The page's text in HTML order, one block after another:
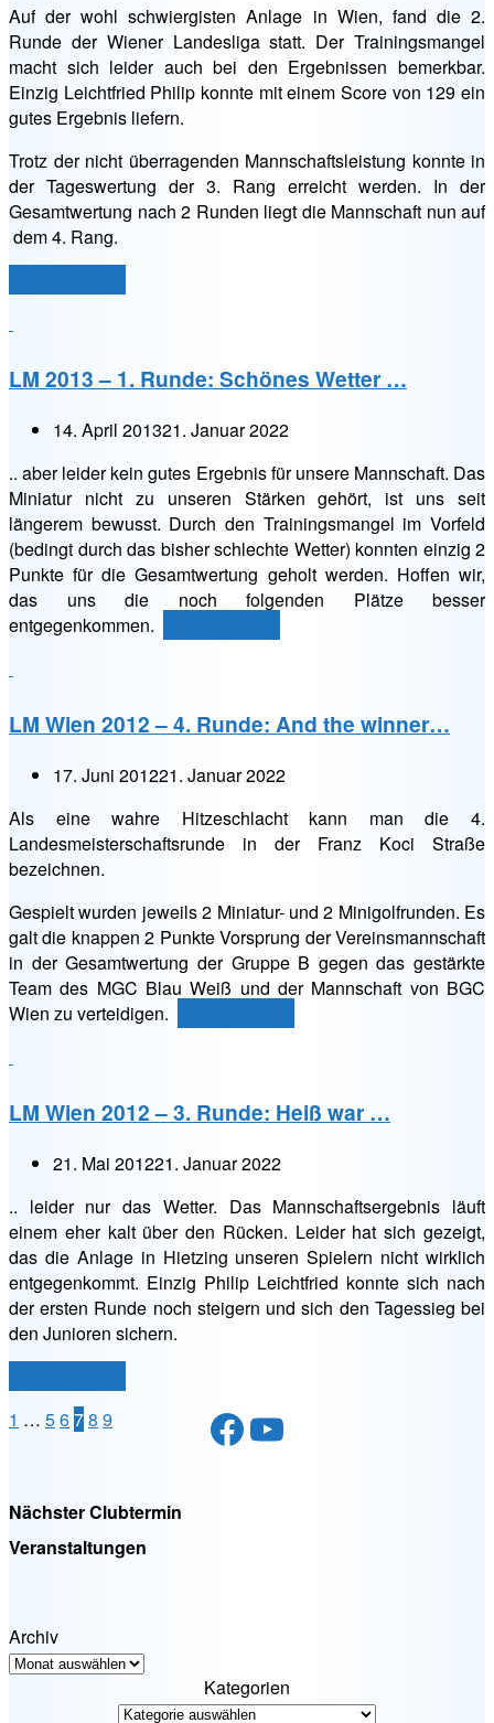
Auf der wohl schwiergisten Anlage in Wien, fand die 2.
Runde der Wiener Landesliga statt. Der Trainingsmangel
macht sich leider auch bei den Ergebnissen bemerkbar.
Einzig Leichtfried Philip konnte mit einem Score von 129 ein
gutes Ergebnis liefern.
Trotz der nicht überragenden Mannschaftsleistung konnte in
der Tageswertung der 3. Rang erreicht werden. In der
Gesamtwertung nach 2 Runden liegt die Mannschaft nun auf
dem 4. Rang.
–
Runde:
LM 2013 – 1. Runde: Schönes Wetter …
14. April 201321. Januar 2022
.. aber leider kein gutes Ergebnis für unsere Mannschaft. Das
Miniatur nicht zu unseren Stärken gehört, ist uns seit
längerem bewusst. Durch den Trainingsmangel im Vorfeld
(bedingt durch das bisher schlechte Wetter) konnten einzig 2
Punkte für die Gesamtwertung geholt werden. Hoffen wir,
das uns die noch folgenden Plätze besser
entgegenkommen.
Runde:
Wetter
LM Wien 2012 – 4. Runde: And the winner…
17. Juni 201221. Januar 2022
Als eine wahre Hitzeschlacht kann man die 4.
Landesmeisterschaftsrunde in der Franz Koci Straße
bezeichnen.
Gespielt wurden jeweils 2 Miniatur- und 2 Minigolfrunden. Es
galt die knappen 2 Punkte Vorsprung der Vereinsmannschaft
in der Gesamtwertung der Gruppe B gegen das gestärkte
Team des MGC Blau Weiß und der Mannschaft von BGC
Wien zu verteidigen.
4.
And
winner
is…“
LM Wien 2012 – 3. Runde: Heiß war …
21. Mai 201221. Januar 2022
.. leider nur das Wetter. Das Mannschaftsergebnis läuft
einem eher kalt über den Rücken. Leider hat sich gezeigt,
das die Anlage in Hietzing unseren Spielern nicht wirklich
entgegenkommt. Einzig Philip Leichtfried konnte sich nach
der ersten Runde noch steigern und sich den Tagessieg bei
den Junioren sichern.
2012
Runde:
Heiß
war
Seitennummerierung
Beiträge
1 … 5678 9 Facebook
YouTube
Nächster Clubtermin
Veranstaltungen
Archiv
Kategorien